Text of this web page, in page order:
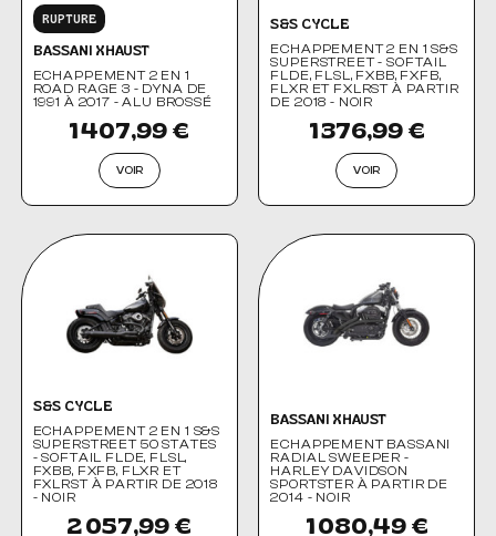
RUPTURE
BASSANI XHAUST
ECHAPPEMENT 2 EN 1
ROAD RAGE 3 - DYNA DE
1991 À 2017 - ALU BROSSÉ
1 407,99 €
VOIR
S&S CYCLE
ECHAPPEMENT 2 EN 1 S&S
SUPERSTREET - SOFTAIL
FLDE, FLSL, FXBB, FXFB,
FLXR ET FXLRST À PARTIR
DE 2018 - NOIR
1 376,99 €
VOIR
S&S CYCLE
ECHAPPEMENT 2 EN 1 S&S
SUPERSTREET 50 STATES
- SOFTAIL FLDE, FLSL,
FXBB, FXFB, FLXR ET
FXLRST À PARTIR DE 2018
- NOIR
2 057,99 €
BASSANI XHAUST
ECHAPPEMENT BASSANI
RADIAL SWEEPER -
HARLEY DAVIDSON
SPORTSTER À PARTIR DE
2014 - NOIR
1 080,49 €